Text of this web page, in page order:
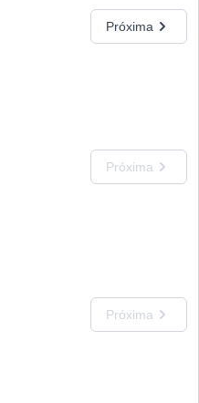
Próxima
Próxima
Próxima